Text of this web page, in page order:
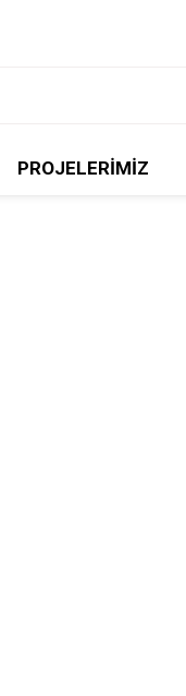
PROJELERİMİZ